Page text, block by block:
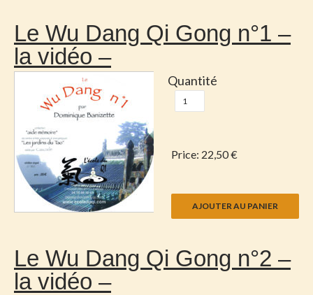
Le Wu Dang Qi Gong n°1 –
la vidéo –
Quantité
Price: 22,50 €
Le Wu Dang Qi Gong n°2 –
la vidéo –